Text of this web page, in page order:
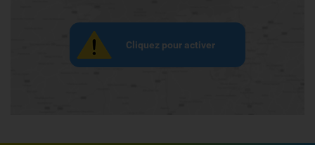
Cliquez pour activer